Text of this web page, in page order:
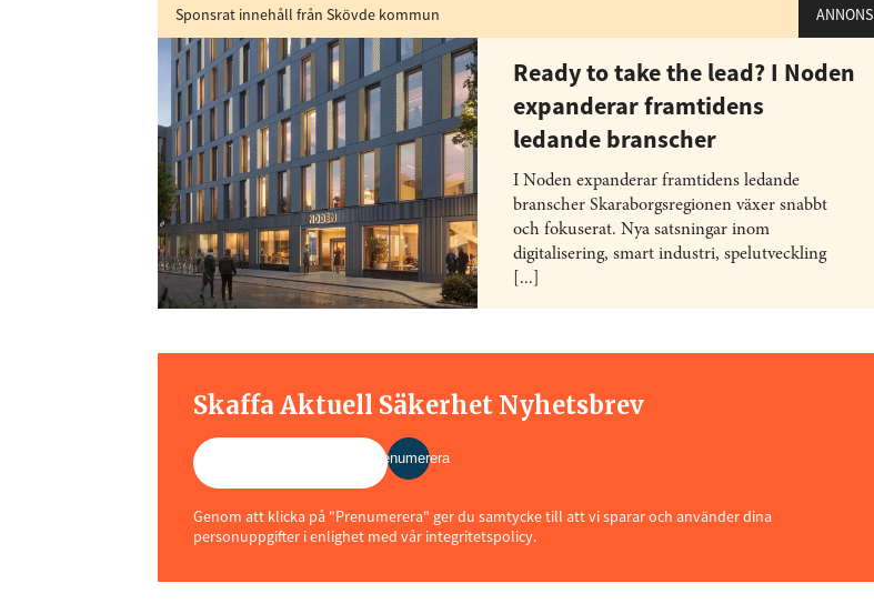
Sponsrat innehåll från Skövde kommun ANNONS
Ready to take the lead? I Noden
expanderar framtidens
ledande branscher
I Noden expanderar framtidens ledande
branscher Skaraborgsregionen växer snabbt
och fokuserat. Nya satsningar inom
digitalisering, smart industri, spelutveckling
[...]
Skaffa Aktuell Säkerhet Nyhetsbrev
Prenumerera
Genom att klicka på "Prenumerera" ger du samtycke till att vi sparar och använder dina
personuppgifter i enlighet med vår integritetspolicy.